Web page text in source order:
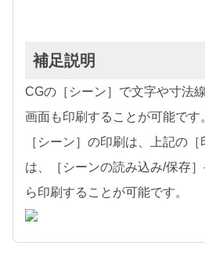
補足説明
CGの［シーン］で文字や寸法
画面も印刷することが可能です
［シーン］の印刷は、上記の
は、［シーンの読み込み/保存
ら印刷することが可能です。